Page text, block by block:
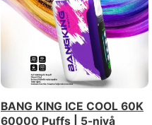
BANG KING ICE COOL 60K
60000 Puffs | 5-nivå